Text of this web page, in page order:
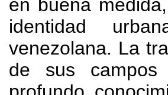
en buena medida,
identidad
venezolana. La
de sus campos